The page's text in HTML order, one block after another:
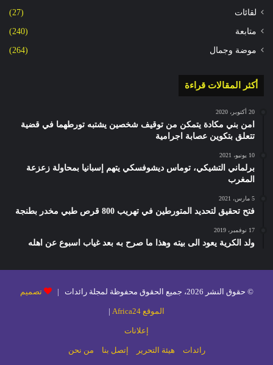
لقائات (27)
متابعة (240)
موضة وجمال (264)
أكثر المقالات قراءة
20 أكتوبر، 2020
امن بني مكادة يتمكن من توقيف شخصين يشتبه تورطهما في قضية
تتعلق بتكوين عصابة اجرامية
10 يونيو، 2021
برلماني التشيكي، توماس ديشوفسكي يتهم إسبانيا بمحاولة زعزعة
المغرب
5 مارس، 2021
فتح تحقيق لتحديد المتورطين في تهريب 800 قرص طبي مخدر بطنجة
17 نوفمبر، 2019
ولد الكرية يعود الى بيته وهذا ما صرح به بعد غياب اسبوع عن اهله
© حقوق النشر 2026، جميع الحقوق محفوظة لمجلة رائدات | تصميم
الموقع Africa24 |
إعلانات
رائدات هيئة التحرير إتصل بنا من نحن